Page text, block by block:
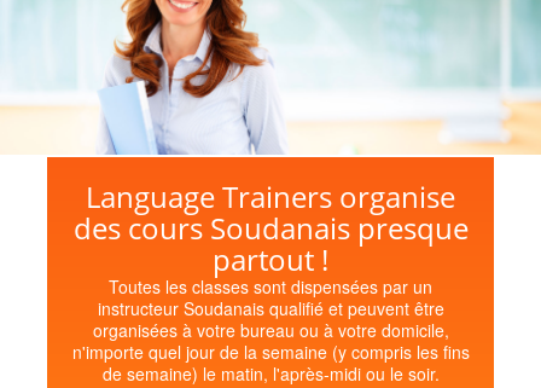
Language Trainers organise
des cours Soudanais presque
partout !
Toutes les classes sont dispensées par un
instructeur Soudanais qualifié et peuvent être
organisées à votre bureau ou à votre domicile,
n'importe quel jour de la semaine (y compris les fins
de semaine) le matin, l'après-midi ou le soir.